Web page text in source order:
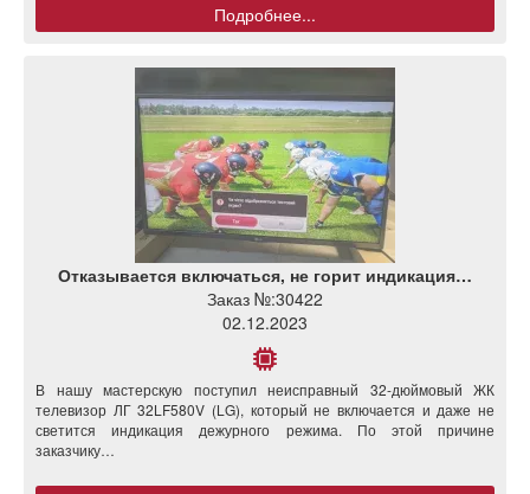
Подробнее...
Отказывается включаться, не горит индикация…
Заказ №:30422
02.12.2023
В нашу мастерскую поступил неисправный 32-дюймовый ЖК
телевизор ЛГ 32LF580V (LG), который не включается и даже не
светится индикация дежурного режима. По этой причине
заказчику…